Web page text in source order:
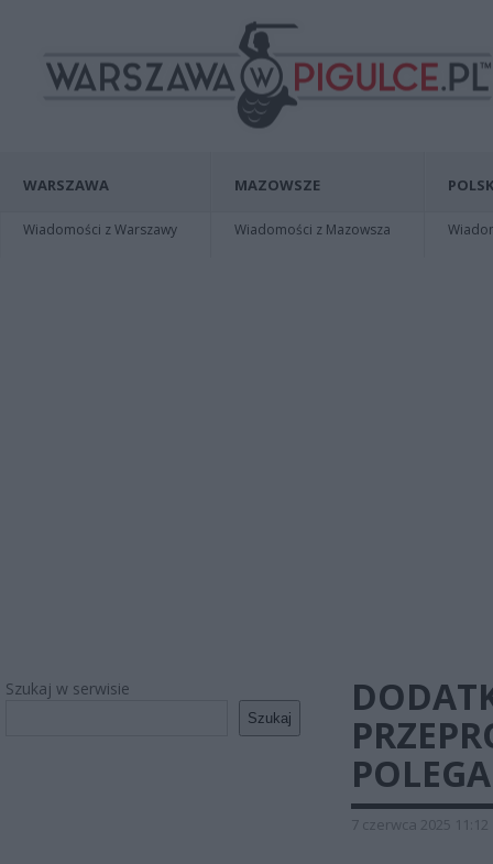
WARSZAWA
Wiadomości z Warszawy
MAZOWSZE
Wiadomości z Mazowsza
Szukaj w serwisie
Szukaj
7 czerwca 2025 11:12